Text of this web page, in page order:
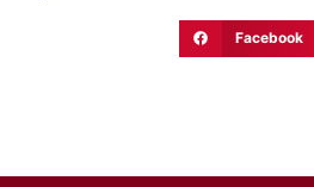
Facebook